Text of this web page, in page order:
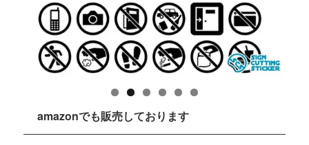
amazonでも販売しております